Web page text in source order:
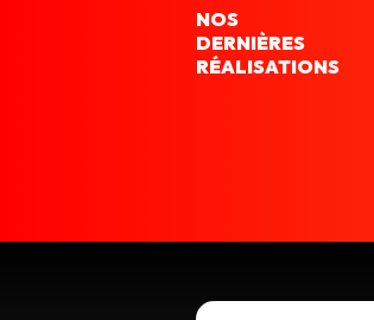
NOS
DERNIÈRES
RÉALISATIONS